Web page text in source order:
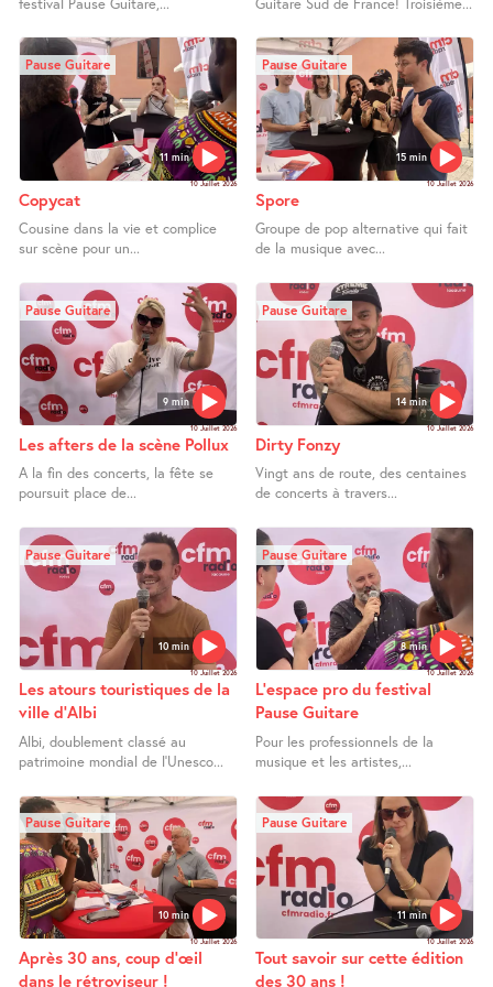
11 min
Pause Guitare
10 Juillet 2026
Copycat
Cousine dans la vie et complice
sur scène pour un...
15 min
Pause Guitare
10 Juillet 2026
Spore
Groupe de pop alternative qui fait
de la musique avec...
9 min
Pause Guitare
10 Juillet 2026
Les afters de la scène Pollux
A la fin des concerts, la fête se
poursuit place de...
14 min
Pause Guitare
10 Juillet 2026
Dirty Fonzy
Vingt ans de route, des centaines
de concerts à travers...
10 min
Pause Guitare
10 Juillet 2026
Les atours touristiques de la
ville d’Albi
Albi, doublement classé au
patrimoine mondial de l’Unesco...
8 min
Pause Guitare
10 Juillet 2026
L’espace pro du festival
Pause Guitare
Pour les professionnels de la
musique et les artistes,...
10 min
Pause Guitare
10 Juillet 2026
Après 30 ans, coup d’œil
dans le rétroviseur !
11 min
Pause Guitare
10 Juillet 2026
Tout savoir sur cette édition
des 30 ans !